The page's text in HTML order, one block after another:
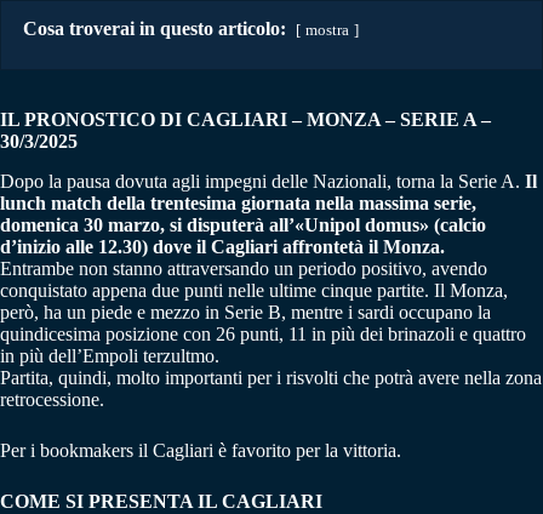
Cosa troverai in questo articolo: mostra
IL PRONOSTICO DI CAGLIARI – MONZA–SERIE A –
30/3/2025
Dopo la pausa dovuta agli impegni delle Nazionali, torna la Serie A. Il
lunch match della trentesima giornata nella massima serie,
domenica 30 marzo, si disputerà all’«Unipol domus» (calcio
d’inizio alle 12.30) dove il Cagliari affrontetà il Monza.
Entrambe non stanno attraversando un periodo positivo, avendo
conquistato appena due punti nelle ultime cinque partite. Il Monza,
però, ha un piede e mezzo in Serie B, mentre i sardi occupano la
quindicesima posizione con 26 punti, 11 in più dei brinazoli e quattro
in più dell’Empoli terzultmo.
Partita, quindi, molto importanti per i risvolti che potrà avere nella zona
retrocessione.
Per i bookmakers il Cagliari è favorito per la vittoria.
COME SI PRESENTA IL CAGLIARI